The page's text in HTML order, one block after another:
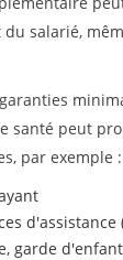
salarié,
santé peut
par exemple
garde